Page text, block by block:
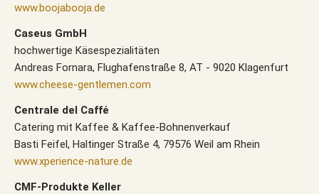
www.boojabooja.de
Caseus GmbH
hochwertige Käsespezialitäten
Andreas Fornara, Flughafenstraße 8, AT - 9020 Klagenfurt
www.cheese-gentlemen.com
Centrale del Caffé
Catering mit Kaffee & Kaffee-Bohnenverkauf
Basti Feifel, Haltinger Straße 4, 79576 Weil am Rhein
www.xperience-nature.de
CMF-Produkte Keller